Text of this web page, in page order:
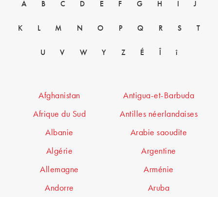
A B C D E F G H J
K L M N O P Q R S T
U V W Y Z É î
Afghanistan
Afrique du Sud
Albanie
Algérie
Allemagne
Andorre
Antigua-et-Barbuda
Antilles néerlandaises
Arabie saoudite
Argentine
Arménie
Aruba